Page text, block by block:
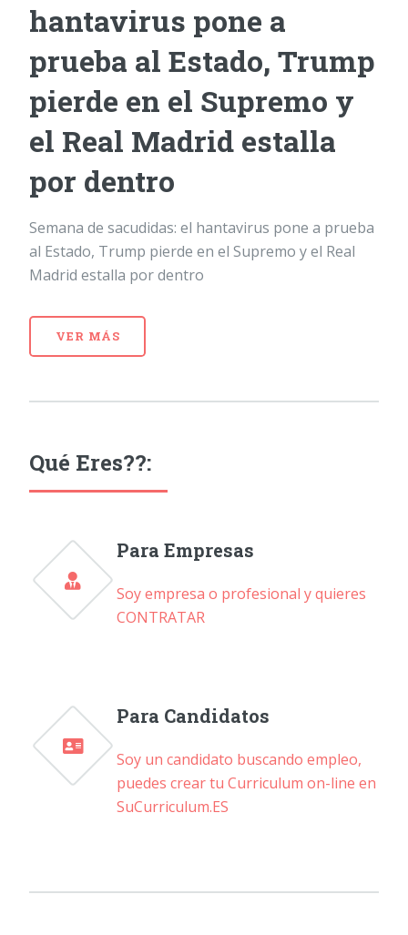
hantavirus pone a
prueba al Estado, Trump
pierde en el Supremo y
el Real Madrid estalla
por dentro
Semana de sacudidas: el hantavirus pone a prueba
al Estado, Trump pierde en el Supremo y el Real
Madrid estalla por dentro
VER MÁS
Qué Eres??:
Para Empresas
Soy empresa o profesional y quieres
CONTRATAR
Para Candidatos
Soy un candidato buscando empleo,
puedes crear tu Curriculum on-line en
SuCurriculum.ES